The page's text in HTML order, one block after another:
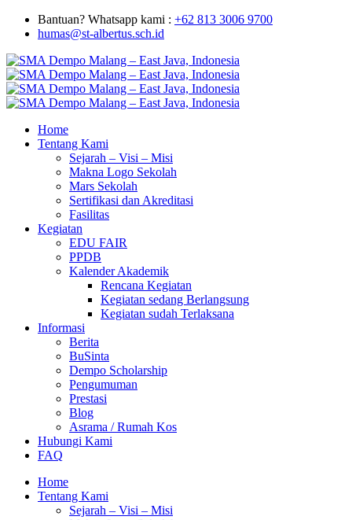
Bantuan? Whatsapp kami : +62 813 3006 9700
humas@st-albertus.sch.id
Home
Tentang Kami
Sejarah – Visi – Misi
Makna Logo Sekolah
Mars Sekolah
Sertifikasi dan Akreditasi
Fasilitas
Kegiatan
EDU FAIR
PPDB
Kalender Akademik
Rencana Kegiatan
Kegiatan sedang Berlangsung
Kegiatan sudah Terlaksana
Informasi
Berita
BuSinta
Dempo Scholarship
Pengumuman
Prestasi
Blog
Asrama / Rumah Kos
Hubungi Kami
FAQ
Home
Tentang Kami
Sejarah – Visi – Misi